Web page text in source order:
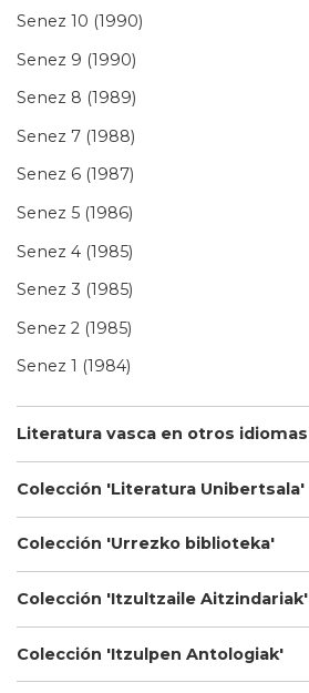
Senez 10 (1990)
Senez 9 (1990)
Senez 8 (1989)
Senez 7 (1988)
Senez 6 (1987)
Senez 5 (1986)
Senez 4 (1985)
Senez 3 (1985)
Senez 2 (1985)
Senez 1 (1984)
Literatura vasca en otros idiomas
Colección 'Literatura Unibertsala'
Colección 'Urrezko biblioteka'
Colección 'Itzultzaile Aitzindariak'
Colección 'Itzulpen Antologiak'